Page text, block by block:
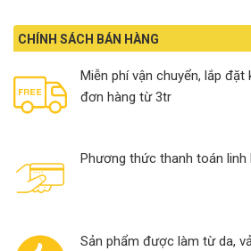
13,000,000₫.
CHÍNH SÁCH BÁN HÀNG
Miễn phí vận chuyển, lắp
đơn hàng từ 3tr
Phương thức thanh toán linh
Sản phẩm được làm từ da,